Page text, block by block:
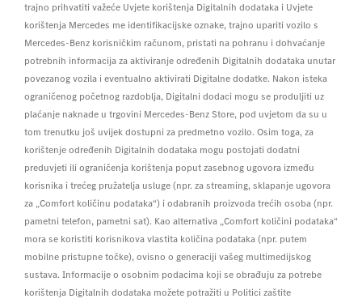
trajno prihvatiti važeće Uvjete korištenja Digitalnih dodataka i Uvjete
korištenja Mercedes me identifikacijske oznake, trajno upariti vozilo s
Mercedes-Benz korisničkim računom, pristati na pohranu i dohvaćanje
potrebnih informacija za aktiviranje određenih Digitalnih dodataka unutar
povezanog vozila i eventualno aktivirati Digitalne dodatke. Nakon isteka
ograničenog početnog razdoblja, Digitalni dodaci mogu se produljiti uz
plaćanje naknade u trgovini Mercedes-Benz Store, pod uvjetom da su u
tom trenutku još uvijek dostupni za predmetno vozilo. Osim toga, za
korištenje određenih Digitalnih dodataka mogu postojati dodatni
preduvjeti ili ograničenja korištenja poput zasebnog ugovora između
korisnika i trećeg pružatelja usluge (npr. za streaming, sklapanje ugovora
za „Comfort količinu podataka“) i odabranih proizvoda trećih osoba (npr.
pametni telefon, pametni sat). Kao alternativa „Comfort količini podataka“
mora se koristiti korisnikova vlastita količina podataka (npr. putem
mobilne pristupne točke), ovisno o generaciji vašeg multimedijskog
sustava. Informacije o osobnim podacima koji se obrađuju za potrebe
korištenja Digitalnih dodataka možete potražiti u Politici zaštite